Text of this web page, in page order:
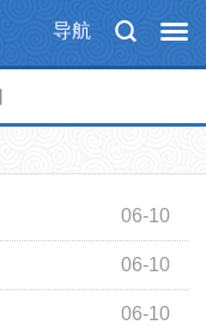
导航
06-10
06-10
06-10